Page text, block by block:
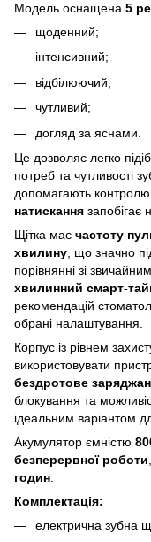
Модель оснащена 5
щоденний;
інтенсивний;
відбілюючий;
чутливий;
догляд за яснами.
Це дозволяє легко
потреб та чутливості
допомагають
натискання запобігає
Щітка має частоту
хвилину , що значно
порівнянні зі
хвилинний смарт-
рекомендацій
обрані налаштування.
Корпус із рівнем
використовувати
бездротове
блокування та
ідеальним варіантом
Акумулятор ємністю
безперервної роботи
годин
Комплектація:
електрична зубна